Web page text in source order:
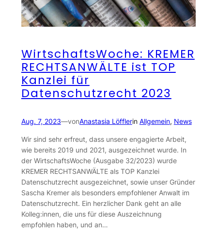
WirtschaftsWoche: KREMER
RECHTSANWÄLTE ist TOP
Kanzlei für
Datenschutzrecht 2023
Aug. 7, 2023—vonAnastasia Löfflerin Allgemein, News
Wir sind sehr erfreut, dass unsere engagierte Arbeit,
wie bereits 2019 und 2021, ausgezeichnet wurde. In
der WirtschaftsWoche (Ausgabe 32/2023) wurde
KREMER RECHTSANWÄLTE als TOP Kanzlei
Datenschutzrecht ausgezeichnet, sowie unser Gründer
Sascha Kremer als besonders empfohlener Anwalt im
Datenschutzrecht. Ein herzlicher Dank geht an alle
Kolleg:innen, die uns für diese Auszeichnung
empfohlen haben, und an…